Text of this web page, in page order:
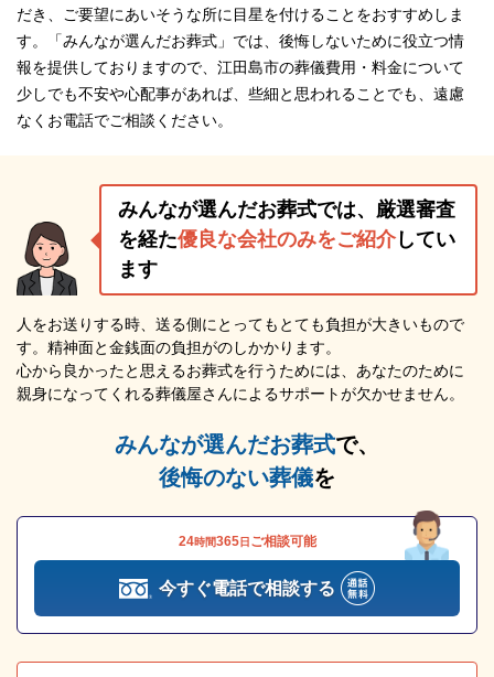
だき、ご要望にあいそうな所に目星を付けることをおすすめしま
す。「みんなが選んだお葬式」では、後悔しないために役立つ情
報を提供しておりますので、江田島市の葬儀費用・料金について
少しでも不安や心配事があれば、些細と思われることでも、遠慮
なくお電話でご相談ください。
みんなが選んだお葬式では、厳選審査
を経た優良な会社のみをご紹介してい
ます
人をお送りする時、送る側にとってもとても負担が大きいもので
す。精神面と金銭面の負担がのしかかります。
心から良かったと思えるお葬式を行うためには、あなたのために
親身になってくれる葬儀屋さんによるサポートが欠かせません。
みんなが選んだお葬式で、
後悔のない葬儀を
24時間365日 ご相談可能
今すぐ電話で相談する